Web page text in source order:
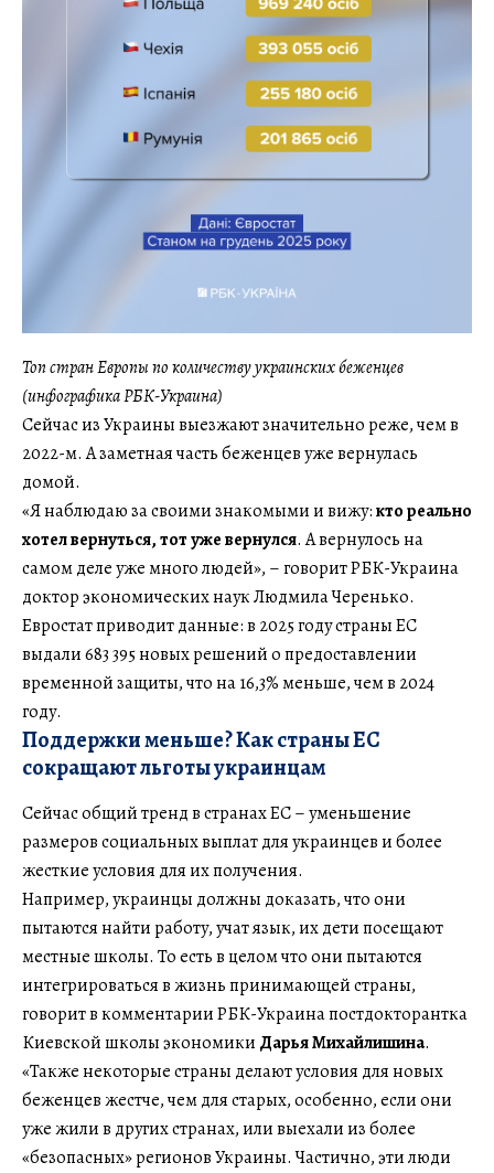
Топ стран Европы по количеству украинских беженцев
(инфографика РБК-Украина)
Сейчас из Украины выезжают значительно реже, чем в
2022-м. А заметная часть беженцев уже вернулась
домой.
«Я наблюдаю за своими знакомыми и вижу:кто реально
хотел вернуться, тот уже вернулся. А вернулось на
самом деле уже много людей», – говорит РБК-Украина
доктор экономических наук Людмила Черенько.
Евростат приводит данные: в 2025 году страны ЕС
выдали 683 395 новых решений о предоставлении
временной защиты, что на 16,3% меньше, чем в 2024
году.
Поддержки меньше? Как страны ЕС
сокращают льготы украинцам
Сейчас общий тренд в странах ЕС – уменьшение
размеров социальных выплат для украинцев и более
жесткие условия для их получения.
Например, украинцы должны доказать, что они
пытаются найти работу, учат язык, их дети посещают
местные школы. То есть в целом что они пытаются
интегрироваться в жизнь принимающей страны,
говорит в комментарии РБК-Украина постдокторантка
Киевской школы экономики Дарья Михайлишина.
«Также некоторые страны делают условия для новых
беженцев жестче, чем для старых, особенно, если они
уже жили в других странах, или выехали из более
«безопасных» регионов Украины. Частично, эти люди